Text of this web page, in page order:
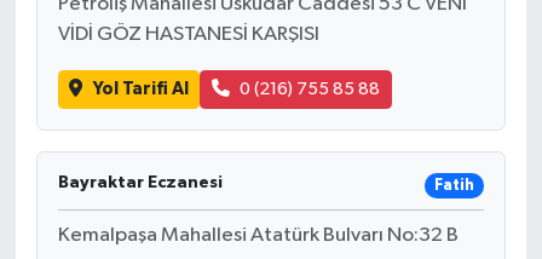
VİDİ GÖZ HASTANESİ KARŞISI
Yol Tarifi Al 0 (216) 755 85 88
Bayraktar Eczanesi Fatih
Kemalpaşa Mahallesi Atatürk Bulvarı No:32 B